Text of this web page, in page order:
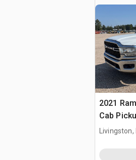
2021
Cab
Livingston,